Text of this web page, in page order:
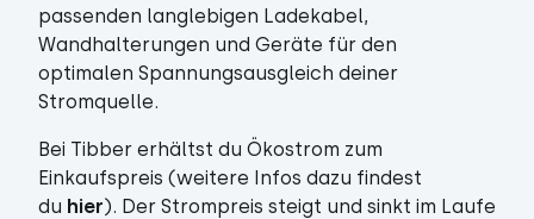
passenden langlebigen Ladekabel,
Wandhalterungen und Geräte für den
optimalen Spannungsausgleich deiner
Stromquelle.
Bei Tibber erhältst du Ökostrom zum
Einkaufspreis (weitere Infos dazu findest
du hier). Der Strompreis steigt und sinkt im Laufe